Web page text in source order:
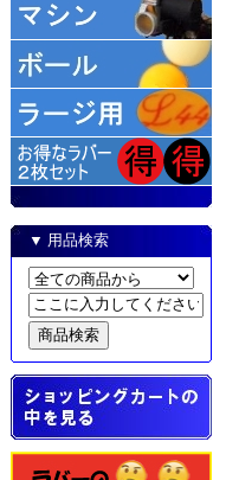
▼ 用品検索